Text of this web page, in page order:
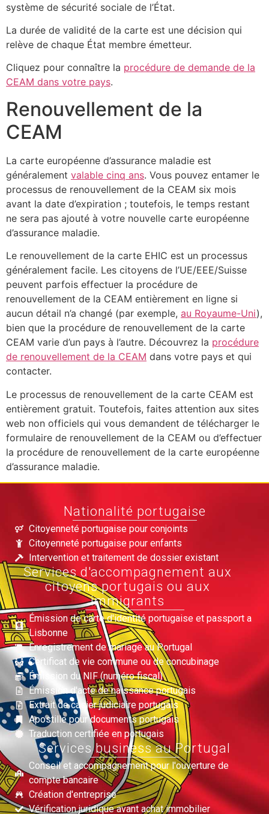
système de sécurité sociale de l’État.
La durée de validité de la carte est une décision qui
relève de chaque État membre émetteur.
Cliquez pour connaître la procédure de demande de la
CEAM dans votre pays.
Renouvellement de la
CEAM
La carte européenne d’assurance maladie est
généralement valable cinq ans. Vous pouvez entamer le
processus de renouvellement de la CEAM six mois
avant la date d’expiration ; toutefois, le temps restant
ne sera pas ajouté à votre nouvelle carte européenne
d’assurance maladie.
Le renouvellement de la carte EHIC est un processus
généralement facile. Les citoyens de l’UE/EEE/Suisse
peuvent parfois effectuer la procédure de
renouvellement de la CEAM entièrement en ligne si
aucun détail n’a changé (par exemple, au Royaume-Uni),
bien que la procédure de renouvellement de la carte
CEAM varie d’un pays à l’autre. Découvrez la procédure
de renouvellement de la CEAM dans votre pays et qui
contacter.
Le processus de renouvellement de la carte CEAM est
entièrement gratuit. Toutefois, faites attention aux sites
web non officiels qui vous demandent de télécharger le
formulaire de renouvellement de la CEAM ou d’effectuer
la procédure de renouvellement de la carte européenne
d’assurance maladie.
Nationalité portugaise
Citoyenneté portugaise pour conjoints
Citoyenneté portugaise pour enfants
Intervention et traitement de dossier existant
Services d'accompagnement aux
citoyens portugais ou aux
immigrants
Émission de carte d'identité portugaise et passport a
Lisbonne
Enregistrement de mariage au Portugal
Certificat de vie commune ou de concubinage
Émission du NIF (numéro fiscal)
Émission d'acte de naissance portugais
Extrait de casier judiciaire portugais
Apostille pour documents portugais
Traduction certifiée en portugais
Services business au Portugal
Conseil et accompagnement pour l'ouverture de
compte bancaire
Création d'entreprise
Vérification juridique avant achat immobilier